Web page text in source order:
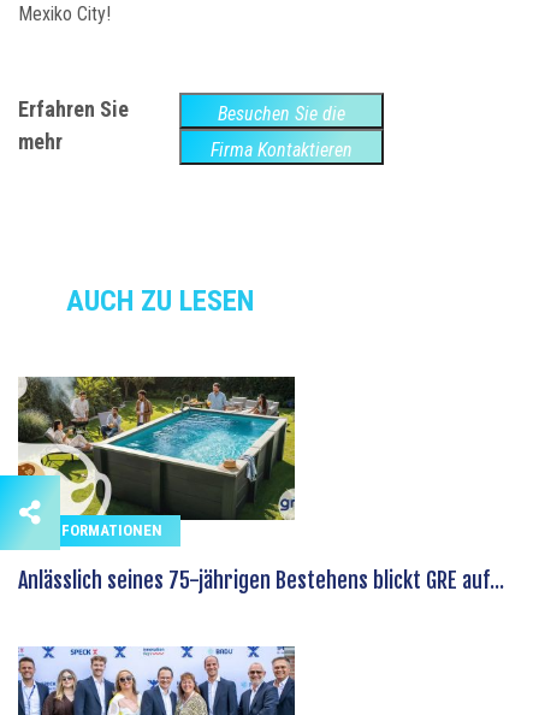
Mexiko City!
Erfahren Sie
mehr
Besuchen Sie die
Website
Firma Kontaktieren
AUCH ZU LESEN
INFORMATIONEN
Anlässlich seines 75-jährigen Bestehens blickt GRE auf...